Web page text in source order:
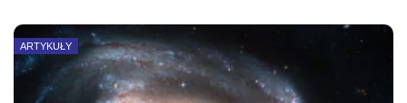
ARTYKUŁY